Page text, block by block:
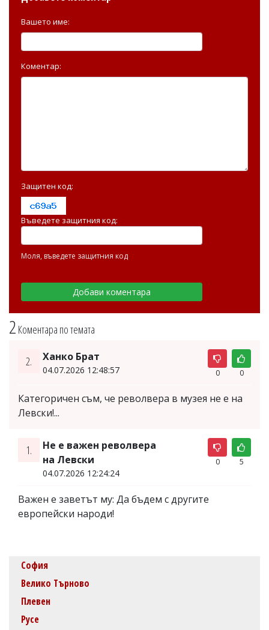
2 Коментара по темата
2. Ханко Брат
04.07.2026 12:48:57 0 0
Категоричен съм, че револвера в музея не е на
Левски!...
1.
Не е важен револвера
на Левски
04.07.2026 12:24:24
0 5
Важен е заветът му: Да бъдем с другите
европейски народи!
Вашето име:
Коментар:
Защитен код:
Въведете защитния код:
Моля, въведете защитния код
София
Велико Търново
Плевен
Русе